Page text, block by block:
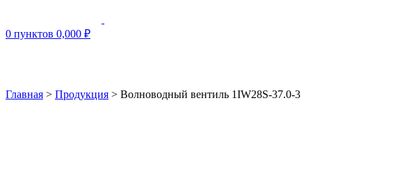
0 пунктов 0,000 ₽
Главная > Продукция > Волноводный вентиль 1IW28S-37.0-3